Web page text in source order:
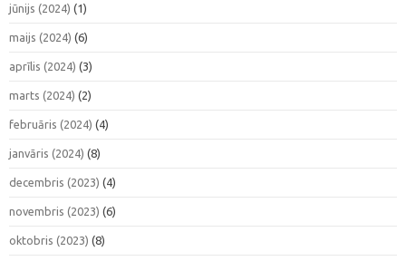
jūnijs (2024) (1)
maijs (2024) (6)
aprīlis (2024) (3)
marts (2024) (2)
februāris (2024) (4)
janvāris (2024) (8)
decembris (2023) (4)
novembris (2023) (6)
oktobris (2023) (8)